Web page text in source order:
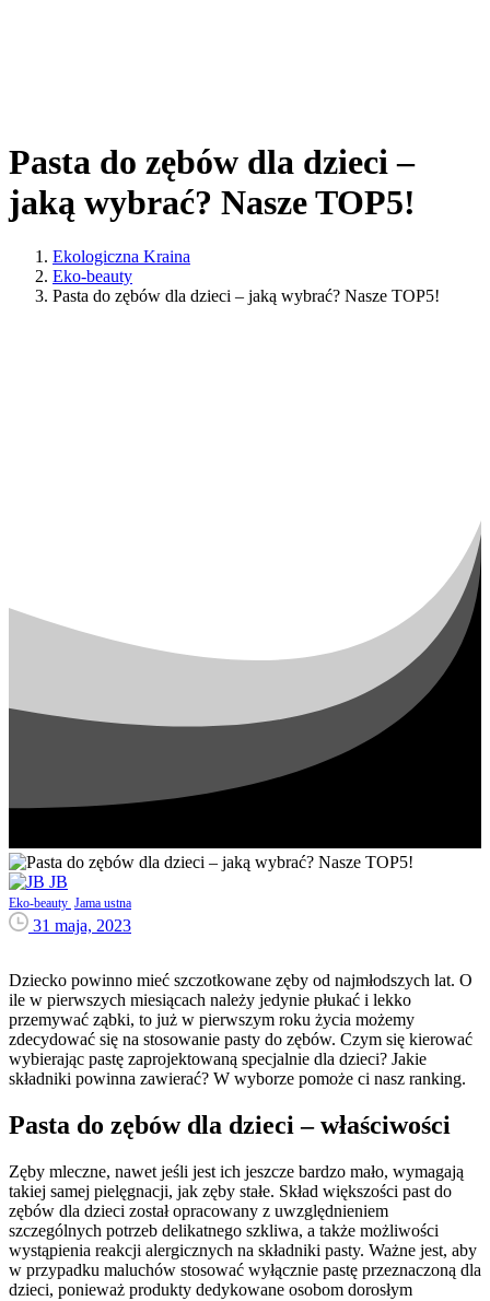
Pasta do zębów dla dzieci –
jaką wybrać? Nasze TOP5!
Ekologiczna Kraina
Eko-beauty
Pasta do zębów dla dzieci – jaką wybrać? Nasze TOP5!
JB
Eko-beauty Jama ustna
31 maja, 2023
Dziecko powinno mieć szczotkowane zęby od najmłodszych lat. O
ile w pierwszych miesiącach należy jedynie płukać i lekko
przemywać ząbki, to już w pierwszym roku życia możemy
zdecydować się na stosowanie pasty do zębów. Czym się kierować
wybierając pastę zaprojektowaną specjalnie dla dzieci? Jakie
składniki powinna zawierać? W wyborze pomoże ci nasz ranking.
Pasta do zębów dla dzieci – właściwości
Zęby mleczne, nawet jeśli jest ich jeszcze bardzo mało, wymagają
takiej samej pielęgnacji, jak zęby stałe. Skład większości past do
zębów dla dzieci został opracowany z uwzględnieniem
szczególnych potrzeb delikatnego szkliwa, a także możliwości
wystąpienia reakcji alergicznych na składniki pasty. Ważne jest, aby
w przypadku maluchów stosować wyłącznie pastę przeznaczoną dla
dzieci, ponieważ produkty dedykowane osobom dorosłym